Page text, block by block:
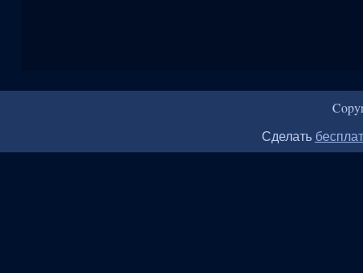
Сделать